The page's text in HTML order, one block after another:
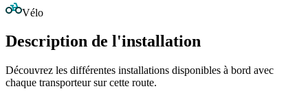
Vélo
Description de l'installation
Découvrez les différentes installations disponibles à bord avec
chaque transporteur sur cette route.